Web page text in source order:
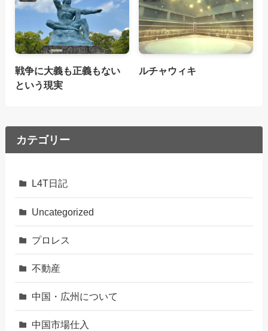
戦争に大義も正義もない
という現実
ルチャウィキ
カテゴリー
L4T日記
Uncategorized
プロレス
不動産
中国・広州について
中国市場仕入